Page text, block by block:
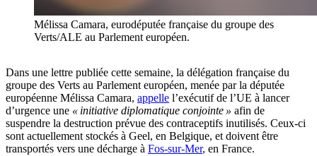
Mélissa Camara, eurodéputée française du groupe des
Verts/ALE au Parlement européen.
Dans une lettre publiée cette semaine, la délégation française du
groupe des Verts au Parlement européen, menée par la députée
européenne Mélissa Camara, appelle l’exécutif de l’UE à lancer
d’urgence une « initiative diplomatique conjointe » afin de
suspendre la destruction prévue des contraceptifs inutilisés. Ceux-ci
sont actuellement stockés à Geel, en Belgique, et doivent être
transportés vers une décharge à Fos-sur-Mer, en France.